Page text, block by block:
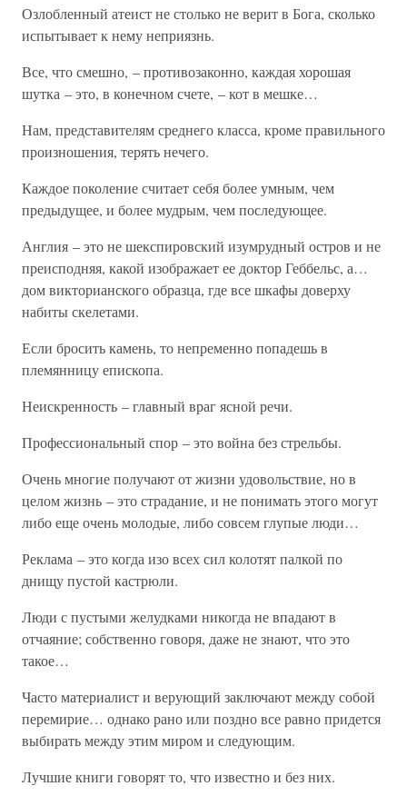
Озлобленный атеист не столько не верит в Бога, сколько
испытывает к нему неприязнь.
Все, что смешно, – противозаконно, каждая хорошая
шутка – это, в конечном счете, – кот в мешке…
Нам, представителям среднего класса, кроме правильного
произношения, терять нечего.
Каждое поколение считает себя более умным, чем
предыдущее, и более мудрым, чем последующее.
Англия – это не шекспировский изумрудный остров и не
преисподняя, какой изображает ее доктор Геббельс, а…
дом викторианского образца, где все шкафы доверху
набиты скелетами.
Если бросить камень, то непременно попадешь в
племянницу епископа.
Неискренность – главный враг ясной речи.
Профессиональный спор – это война без стрельбы.
Очень многие получают от жизни удовольствие, но в
целом жизнь – это страдание, и не понимать этого могут
либо еще очень молодые, либо совсем глупые люди…
Реклама – это когда изо всех сил колотят палкой по
днищу пустой кастрюли.
Люди с пустыми желудками никогда не впадают в
отчаяние; собственно говоря, даже не знают, что это
такое…
Часто материалист и верующий заключают между собой
перемирие… однако рано или поздно все равно придется
выбирать между этим миром и следующим.
Лучшие книги говорят то, что известно и без них.